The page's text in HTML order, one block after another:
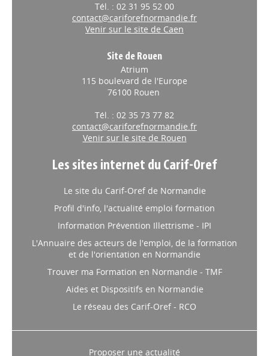
Tél. : 02 31 95 52 00
contact@cariforefnormandie.fr
Venir sur le site de Caen
Site de Rouen
Atrium
115 boulevard de l'Europe
76100 Rouen
Tél. : 02 35 73 77 82
contact@cariforefnormandie.fr
Venir sur le site de Rouen
Les sites internet du Carif-Oref
Le site du Carif-Oref de Normandie
Profil d'info, l'actualité emploi formation
Information Prévention Illettrisme - IPI
L'Annuaire des acteurs de l'emploi, de la formation
et de l'orientation en Normandie
Trouver ma Formation en Normandie - TMF
Aides et Dispositifs en Normandie
Le réseau des Carif-Oref - RCO
Proposer une actualité